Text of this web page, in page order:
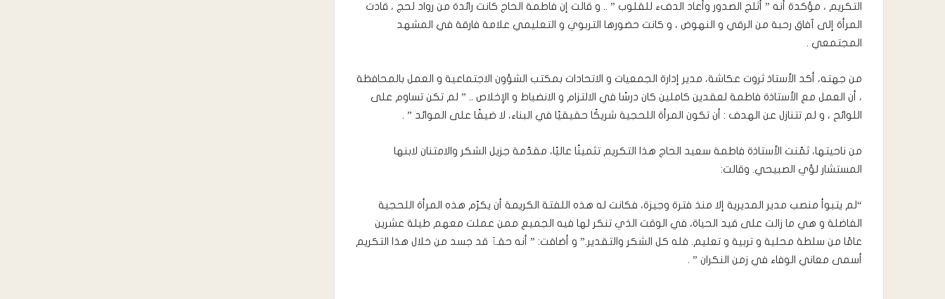
التكريم ، مؤكدة أنه ” أثلج الصدور وأعاد الدفء للقلوب ” .. و قالت إن فاطمة الحاج كانت رائدة من رواد لحج ، قادت
المرأة إلى آفاق رحبة من الرقي و النهوض ، و كانت حضورها التربوي و التعليمي علامة فارقة في المشهد
المجتمعي .
من جهته، أكد الأستاذ ثروت عكاشة، مدير إدارة الجمعيات و الاتحادات بمكتب الشؤون الاجتماعية و العمل بالمحافظة
، أن العمل مع الأستاذة فاطمة لعقدين كاملين كان درسًا في الالتزام و الانضباط و الإخلاص .. ” لم تكن تساوم على
اللوائح ، و لم تتنازل عن الهدف : أن تكون المرأة اللحجية شريكًا حقيقيًا في البناء، لا ضيفًا على الموائد ” .
من ناحيتها، ثمّنت الأستاذة فاطمة سعيد الحاج هذا التكريم تثمينًا عاليًا، مقدّمة جزيل الشكر والامتنان لابنها
المستشار لؤي الصبيحي. وقالت:
“لم يتبوأ منصب مدير المديرية إلا منذ فترة وجيزة، فكانت له هذه اللفتة الكريمة أن يكرّم هذه المرأة اللحجية
الفاضلة و هي ما زالت على قيد الحياة، في الوقت الذي تنكر لها فيه الجميع ممن عملت معهم طيلة عشرين
عامًا من سلطة محلية و تربية و تعليم. فله كل الشكر والتقدير.” و أضافت: ” أنه حقٱ قد جسد من خلال هذا التكريم
أسمى معاني الوفاء في زمن النكران ” .